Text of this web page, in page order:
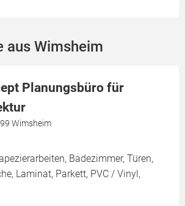
aus Wimsheim
Planungsbüro für
Wimsheim
Badezimmer, Türen,
Laminat, Parkett, PVC / Vinyl,